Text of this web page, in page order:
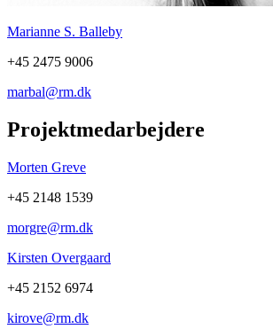
Marianne S. Balleby
+45 2475 9006
marbal@rm.dk
Projektmedarbejdere
Morten Greve
+45 2148 1539
morgre@rm.dk
Kirsten Overgaard
+45 2152 6974
kirove@rm.dk